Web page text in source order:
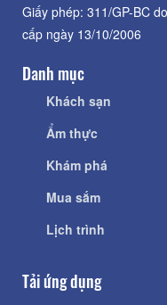
Giấy phép: 311/GP-BC
cấp ngày 13/10/2006
Danh mục
Khách sạn
Ẩm thực
Khám phá
Mua sắm
Lịch trình
Tải ứng dụng